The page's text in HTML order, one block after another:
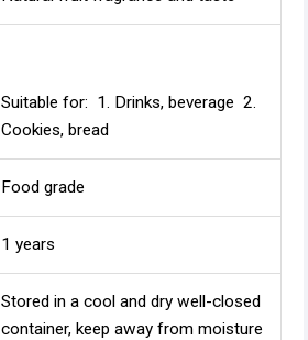
Suitable for: 1. Drinks, beverage 2.
Cookies, bread
Food grade
1 years
Stored in a cool and dry well-closed
container, keep away from moisture